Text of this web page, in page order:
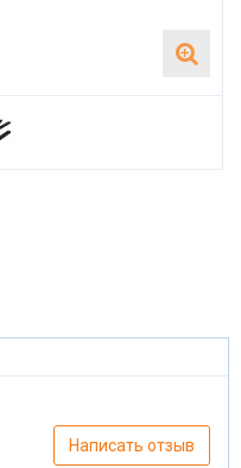
Написать отзыв